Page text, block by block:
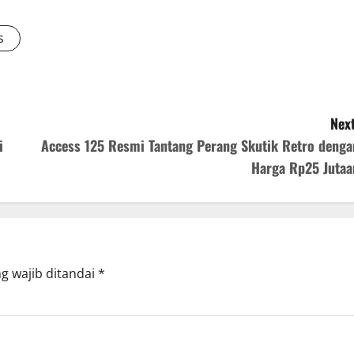
Access 125 Resmi Tantang Perang Skutik Retro
Harga Rp25
wajib ditandai *